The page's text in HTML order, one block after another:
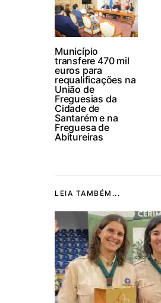
Município
transfere 470 mil
euros para
requalificações na
União de
Freguesias da
Cidade de
Santarém e na
Freguesa de
Abitureiras
LEIA TAMBÉM...